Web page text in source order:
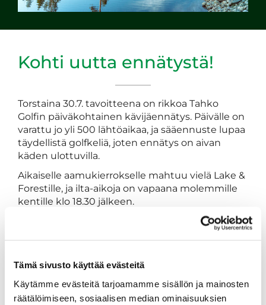
Tämä sivusto käyttää evästeitä
Käytämme evästeitä tarjoamamme sisällön ja mainosten
räätälöimiseen, sosiaalisen median ominaisuuksien
Kohti uutta ennätystä!
Torstaina 30.7. tavoitteena on rikkoa Tahko
Golfin päiväkohtainen kävijäennätys. Päivälle on
varattu jo yli 500 lähtöaikaa, ja sääennuste lupaa
täydellistä golfkeliä, joten ennätys on aivan
käden ulottuvilla.
Aikaiselle aamukierrokselle mahtuu vielä Lake &
Forestille, ja ilta-aikoja on vapaana molemmille
kentille klo 18.30 jälkeen.
Nykyinen päiväkohtainen kävijäennätys on
viime heinäkuulta, jolloin kentillämme pelasi
tavoitteena on kirjoittaa yhdessä uusi luku
Tahko Golfin historiaan.
Päivän tarjoukset ja ohjelma